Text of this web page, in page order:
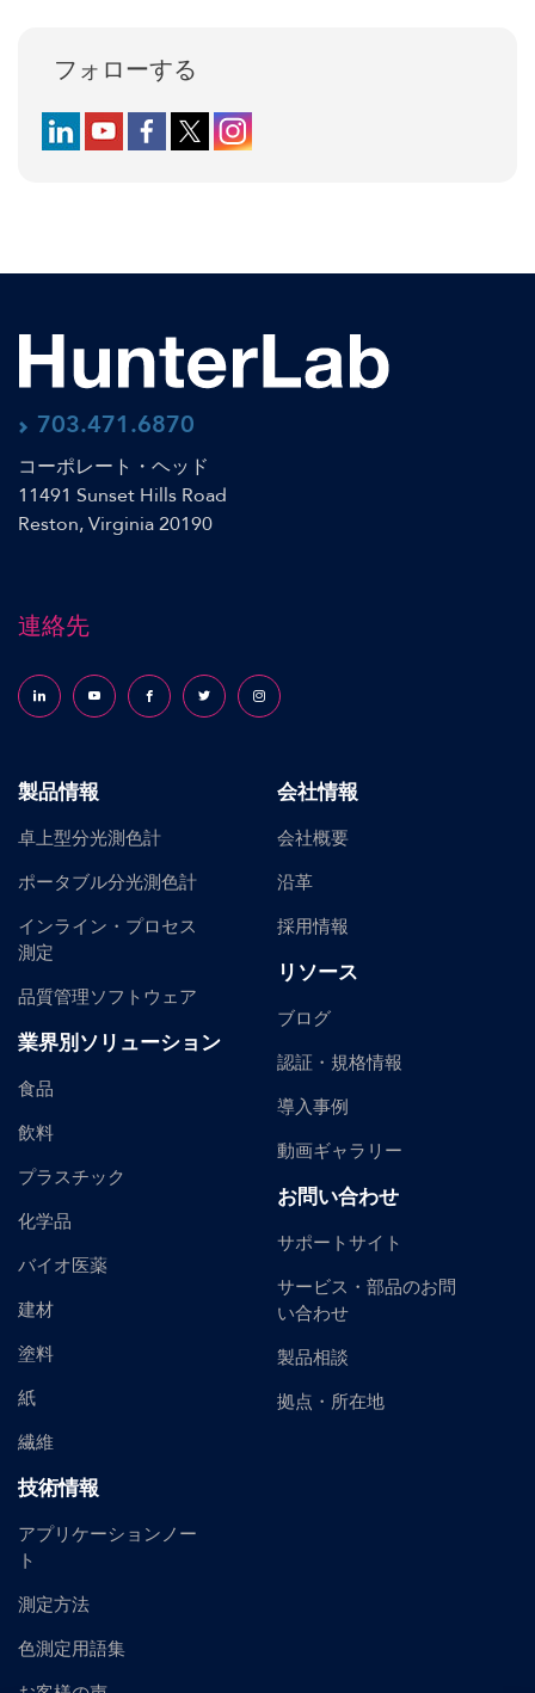
フォローする
Follow us on LinkedIn
Follow us on YouTube
Follow us on Facebook
Follow us on X (formerly Twitter)
Follow us on Instagram
703.471.6870
コーポレート・ヘッド
11491 Sunset Hills Road
Reston, Virginia 20190
連絡先
Follow us on LinkedInFollow us on YouTubeFollow us on Facebook
Follow us on X (formerly Twitter)
Follow us on Instagram
製品情報
卓上型分光測色計
ポータブル分光測色計
インライン・プロセス
測定
品質管理ソフトウェア
業界別ソリューション
食品
飲料
プラスチック
化学品
バイオ医薬
建材
塗料
紙
繊維
技術情報
アプリケーションノー
ト
測定方法
色測定用語集
会社情報
会社概要
沿革
採用情報
リソース
ブログ
認証・規格情報
導入事例
動画ギャラリー
お問い合わせ
サポートサイト
サービス・部品のお問
い合わせ
製品相談
拠点・所在地